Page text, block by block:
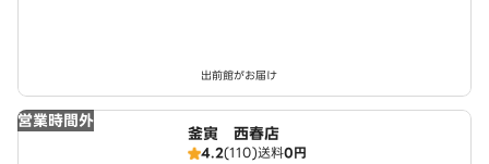
出前館がお届け
営業時間外
釜寅 西春店
4.2(110)送料0円